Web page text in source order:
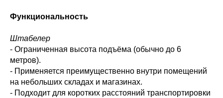
Функциональность
Штабелер
- Ограниченная высота подъёма (обычно до 6
метров).
- Применяется преимущественно внутри помещений
на небольших складах и магазинах.
- Подходит для коротких расстояний транспортировки